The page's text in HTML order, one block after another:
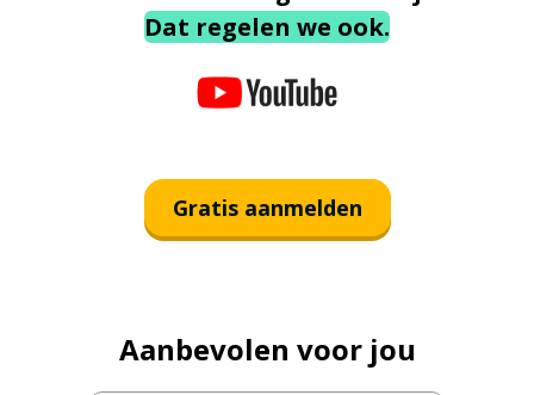
Dat regelen we ook.
Gratis aanmelden
Aanbevolen voor jou